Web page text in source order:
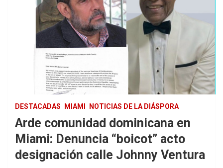
DESTACADAS MIAMI NOTICIAS DE LA DIÁSPORA
Arde comunidad dominicana en
Miami: Denuncia “boicot” acto
designación calle Johnny Ventura